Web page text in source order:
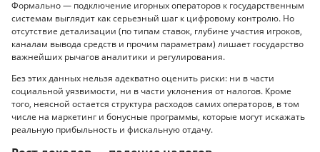
Формально — подключение игорных операторов к государственным
системам выглядит как серьезный шаг к цифровому контролю. Но
отсутствие детализации (по типам ставок, глубине участия игроков,
каналам вывода средств и прочим параметрам) лишает государство
важнейших рычагов аналитики и регулирования.
Без этих данных нельзя адекватно оценить риски: ни в части
социальной уязвимости, ни в части уклонения от налогов. Кроме
того, неясной остается структура расходов самих операторов, в том
числе на маркетинг и бонусные программы, которые могут искажать
реальную прибыльность и фискальную отдачу.